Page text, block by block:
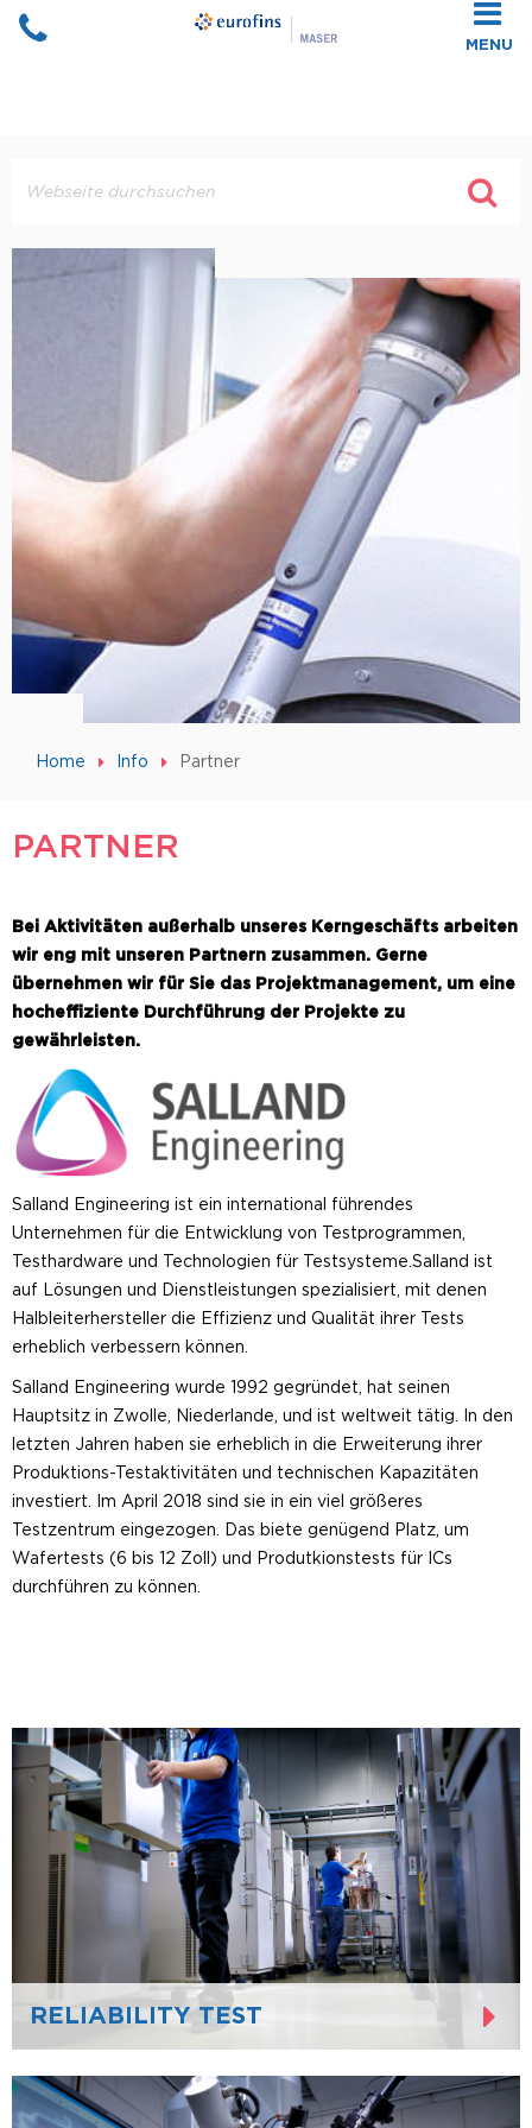
Home Info Partner
PARTNER
Bei Aktivitäten außerhalb unseres Kerngeschäfts arbeiten
wir eng mit unseren Partnern zusammen. Gerne
übernehmen wir für Sie das Projektmanagement, um eine
hocheffiziente Durchführung der Projekte zu
gewährleisten.
Salland Engineering ist ein international führendes
Unternehmen für die Entwicklung von Testprogrammen,
Testhardware und Technologien für Testsysteme.Salland ist
auf Lösungen und Dienstleistungen spezialisiert, mit denen
Halbleiterhersteller die Effizienz und Qualität ihrer Tests
erheblich verbessern können.
Salland Engineering wurde 1992 gegründet, hat seinen
Hauptsitz in Zwolle, Niederlande, und ist weltweit tätig. In den
letzten Jahren haben sie erheblich in die Erweiterung ihrer
Produktions-Testaktivitäten und technischen Kapazitäten
investiert. Im April 2018 sind sie in ein viel größeres
Testzentrum eingezogen. Das biete genügend Platz, um
Wafertests (6 bis 12 Zoll) und Produtkionstests für ICs
durchführen zu können.
RELIABILITY TEST